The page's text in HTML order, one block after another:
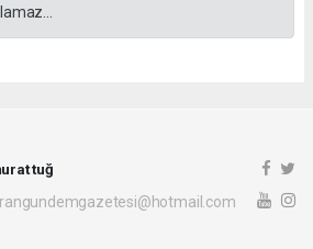
tuğ